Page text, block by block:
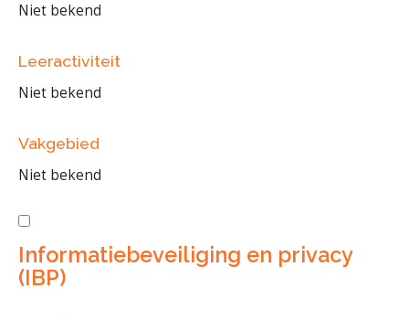
Niet bekend
Leeractiviteit
Niet bekend
Vakgebied
Niet bekend
Informatiebeveiliging en privacy
(IBP)